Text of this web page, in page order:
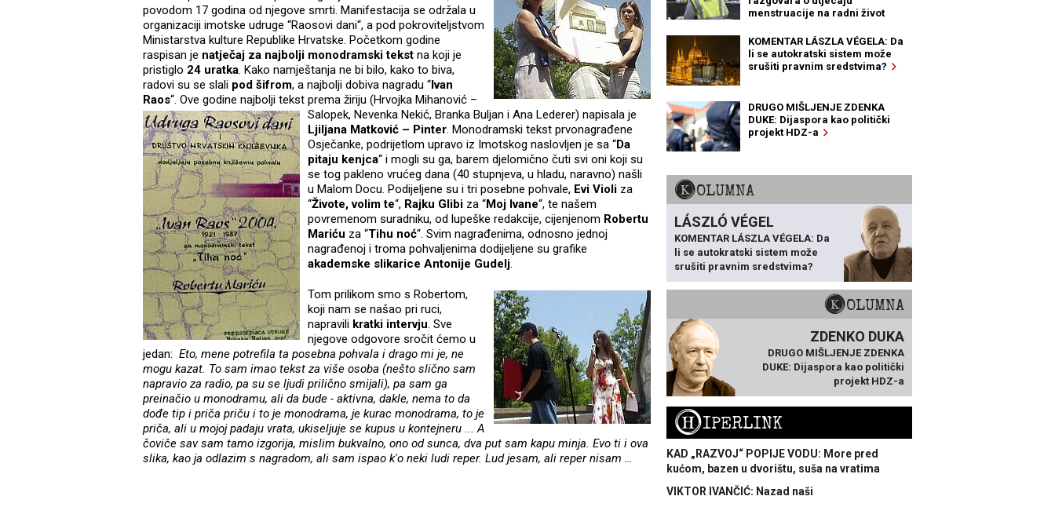
povodom 17 godina od njegove smrti. Manifestacija se održala u
organizaciji imotske udruge “Raosovi dani“, a pod pokroviteljstvom
Ministarstva kulture Republike Hrvatske. Početkom godine
raspisan je natječaj za najbolji monodramski tekst na koji je
pristiglo 24 uratka. Kako namještanja ne bi bilo, kako to biva,
radovi su se slali pod šifrom, a najbolji dobiva nagradu “Ivan
Raos“. Ove godine najbolji tekst prema žiriju (Hrvojka Mihanović –
Salopek, Nevenka Nekić, Branka Buljan i Ana Lederer) napisala je
Ljiljana Matković – Pinter. Monodramski tekst prvonagrađene
Osječanke, podrijetlom upravo iz Imotskog naslovljen je sa “Da
pitaju kenjca“ i mogli su ga, barem djelomično čuti svi oni koji su
se tog pakleno vrućeg dana (40 stupnjeva, u hladu, naravno) našli
u Malom Docu. Podijeljene su i tri posebne pohvale, Evi Violi za
“Živote, volim te“, Rajku Glibi za “Moj Ivane“, te našem
povremenom suradniku, od lupeške redakcije, cijenjenom Robertu
Mariću za “Tihu noć“. Svim nagrađenima, odnosno jednoj
nagrađenoj i troma pohvaljenima dodijeljene su grafike
akademske slikarice Antonije Gudelj.
Tom prilikom smo s Robertom,
koji nam se našao pri ruci,
napravili kratki intervju. Sve
njegove odgovore sročit ćemo u
jedan: Eto, mene potrefila ta posebna pohvala i drago mi je, ne
mogu kazat. To sam imao tekst za više osoba (nešto slično sam
napravio za radio, pa su se ljudi prilično smijali), pa sam ga
preinačio u monodramu, ali da bude - aktivna, dakle, nema to da
dođe tip i priča priču i to je monodrama, je kurac monodrama, to je
priča, ali u mojoj padaju vrata, ukiseljuje se kupus u kontejneru ... A
čoviče sav sam tamo izgorija, mislim bukvalno, ono od sunca, dva put sam kapu minja. Evo ti i ova
slika, kao ja odlazim s nagradom, ali sam ispao k'o neki ludi reper. Lud jesam, ali reper nisam …
menstruacije na radni život
KOMENTAR LÁSZLA VÉGELA: Da
li se autokratski sistem može
srušiti pravnim sredstvima?
DRUGO MIŠLJENJE ZDENKA
DUKE: Dijaspora kao politički
projekt HDZ-a
KOLUMNA
LÁSZLÓ VÉGEL
KOMENTAR LÁSZLA VÉGELA: Da
li se autokratski sistem može
srušiti pravnim sredstvima?
KOLUMNA
ZDENKO DUKA
DRUGO MIŠLJENJE ZDENKA
DUKE: Dijaspora kao politički
projekt HDZ-a
HIPERLINK
KAD „RAZVOJ“ POPIJE VODU: More pred
kućom, bazen u dvorištu, suša na vratima
VIKTOR IVANČIĆ: Nazad naši